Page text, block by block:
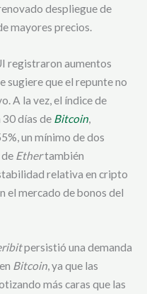
despliegue de
mayores precios.
registraron aumentos
sugiere que el repunte no
A la vez, el índice de
días de Bitcoin,
un mínimo de dos
Ethertambién
relativa en cripto
el mercado de bonos del
persistió una demanda
Bitcoin , ya que las
más caras que las